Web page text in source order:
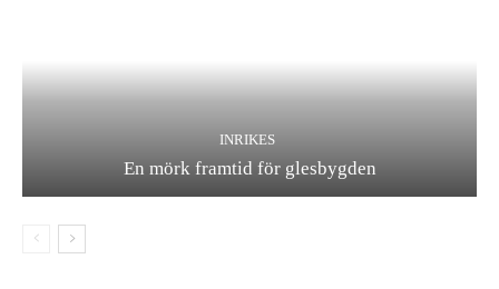
INRIKES
En mörk framtid för glesbygden